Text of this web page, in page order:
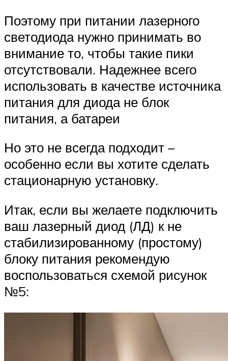
Поэтому при питании лазерного
светодиода нужно принимать во
внимание то, чтобы такие пики
отсутствовали. Надежнее всего
использо­вать в качестве источника
питания для диода не блок
питания, а батареи
Но это не всегда подходит –
особенно если вы хотите сделать
стационарную установку.
Итак, если вы желаете подключить
ваш лазерный диод (ЛД) к не
стабилизированному (простому)
блоку питания рекомендую
воспользоваться схемой рисунок
№5: